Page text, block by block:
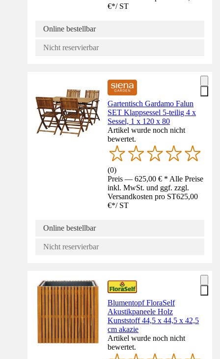
€*/ ST
Online bestellbar
Nicht reservierbar
Gartentisch Gardamo Falun
SET Klappsessel 5-teilig 4 x
Sessel, 1 x 120 x 80
Artikel wurde noch nicht
bewertet.
(0)
Preis — 625,00 € * Alle Preise
inkl. MwSt. und ggf. zzgl.
Versandkosten pro ST625,00
€*/ ST
Online bestellbar
Nicht reservierbar
Blumentopf FloraSelf
Akustikpaneele Holz
Kunststoff 44,5 x 44,5 x 42,5
cm akazie
Artikel wurde noch nicht
bewertet.